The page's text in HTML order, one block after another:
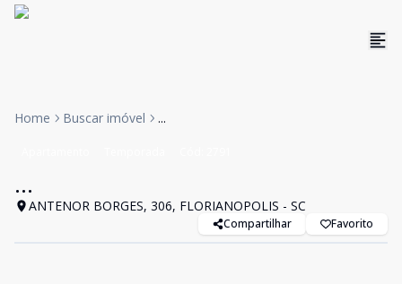
Home Buscar imóvel ...
...
ANTENOR BORGES, 306, FLORIANOPOLIS - SC
Compartilhar Favorito